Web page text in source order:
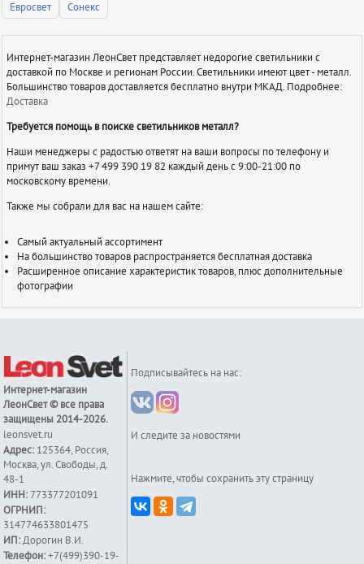
Евросвет
Сонекс
Интернет-магазин ЛеонСвет представляет недорогие светильники с
доставкой по Москве и регионам России. Светильники имеют цвет - металл.
Большинство товаров доставляется бесплатно внутри МКАД. Подробнее:
Доставка
Требуется помощь в поиске светильников металл?
Наши менеджеры с радостью ответят на ваши вопросы по телефону и
примут ваш заказ +7 499 390 19 82 каждый день с 9:00-21:00 по
московскому времени.
Также мы собрали для вас на нашем сайте:
Самый актуальный ассортимент
На большинство товаров распространяется бесплатная доставка
Расширенное описание характеристик товаров, плюс дополнительные
фотографии
Интернет-магазин
ЛеонСвет© все права
защищены 2014-2026.
leonsvet.ru
Адрес: 125364,Россия,
Москва,ул. Свободы, д.
48-1
ИНН:773377201091
ОГРНИП:
314774633801475
ИП:Дорогин В.И.
Телефон: +7(499)390-19-
Подписывайтесь на нас:
И следите за новостями
Нажмите, чтобы сохранить эту страницу